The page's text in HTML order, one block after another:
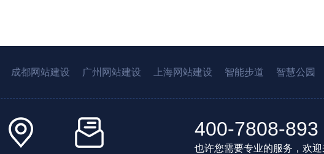
成都网站建设 广州网站建设 上海网站建设 智能步道 智慧公园
400-7808-893
也许您需要专业的服务，欢